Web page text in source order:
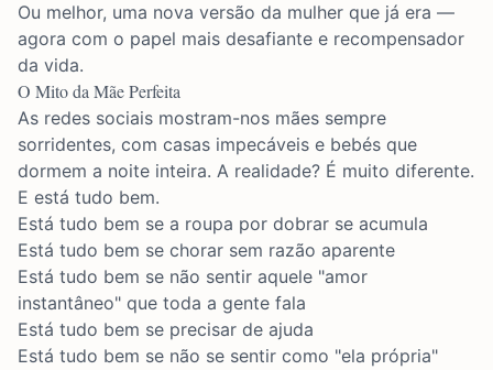
Ou melhor, uma nova versão da mulher que já era —
agora com o papel mais desafiante e recompensador
da vida.
O Mito da Mãe Perfeita
As redes sociais mostram-nos mães sempre
sorridentes, com casas impecáveis e bebés que
dormem a noite inteira. A realidade? É muito diferente.
E está tudo bem.
Está tudo bem se a roupa por dobrar se acumula
Está tudo bem se chorar sem razão aparente
Está tudo bem se não sentir aquele "amor
instantâneo" que toda a gente fala
Está tudo bem se precisar de ajuda
Está tudo bem se não se sentir como "ela própria"